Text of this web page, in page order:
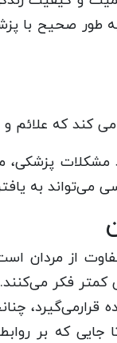
صحیح با
که علائم و
پزشکی،
می‌تواند به
از مردان
جایی که بر